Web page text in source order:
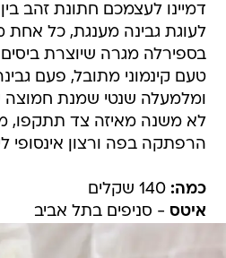
דמיינו לעצמכם חתונת זהב
לעוגת גבינה מענגת, כל אחת
בספירלה מגרה שיוצרת ביסים
טעם קינמוני מתובל, פעם
ומלמעלה שנטי שמנת
לא משנה מאיזה צד תתקפו,
הרפתקה בפה ורצון אינסופי
כמה: 140 שקלים
איטס - סניפים בתל אביב